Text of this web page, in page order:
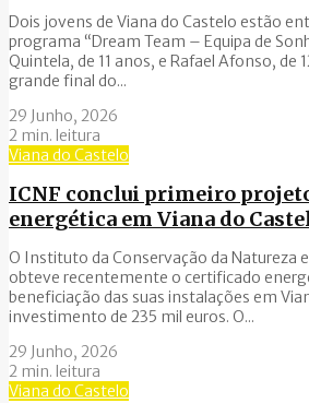
Dois jovens de Viana do Castelo estão
programa “Dream Team – Equipa de
Quintela, de 11 anos, e Rafael Afonso, de
grande final do...
29 Junho, 2026
2 min. leitura
Viana do Castelo
ICNF conclui primeiro
energética em Viana do
O Instituto da Conservação da Natureza
obteve recentemente o certificado
beneficiação das suas instalações em
investimento de 235 mil euros. O...
29 Junho, 2026
2 min. leitura
Viana do Castelo